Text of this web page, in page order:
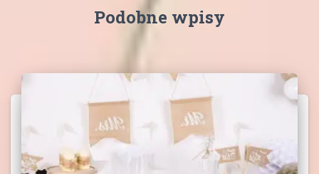
Podobne wpisy